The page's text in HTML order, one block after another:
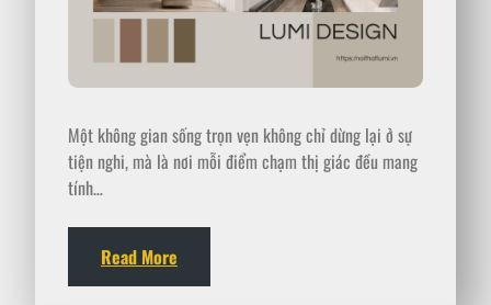
Một không gian sống trọn vẹn không chỉ dừng lại ở sự
tiện nghi, mà là nơi mỗi điểm chạm thị giác đều mang
tính…
Read More